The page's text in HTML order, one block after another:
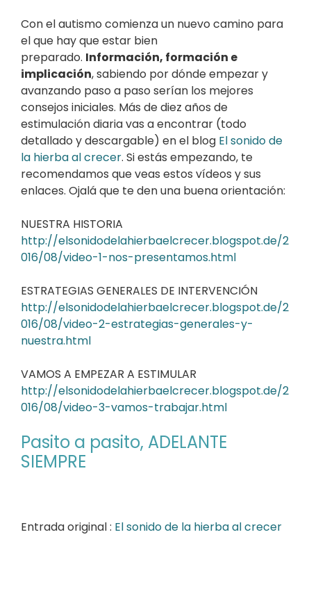
Con el autismo comienza un nuevo camino para
el que hay que estar bien
preparado. Información, formación e
implicación, sabiendo por dónde empezar y
avanzando paso a paso serían los mejores
consejos iniciales. Más de diez años de
estimulación diaria vas a encontrar (todo
detallado y descargable) en el blog El sonido de
la hierba al crecer. Si estás empezando, te
recomendamos que veas estos vídeos y sus
enlaces. Ojalá que te den una buena orientación:
NUESTRA HISTORIA
http://elsonidodelahierbaelcrecer.blogspot.de/2
016/08/video-1-nos-presentamos.html
ESTRATEGIAS GENERALES DE INTERVENCIÓN
http://elsonidodelahierbaelcrecer.blogspot.de/2
016/08/video-2-estrategias-generales-y-
nuestra.html
VAMOS A EMPEZAR A ESTIMULAR
http://elsonidodelahierbaelcrecer.blogspot.de/2
016/08/video-3-vamos-trabajar.html
Pasito a pasito, ADELANTE
SIEMPRE
Entrada original : El sonido de la hierba al crecer